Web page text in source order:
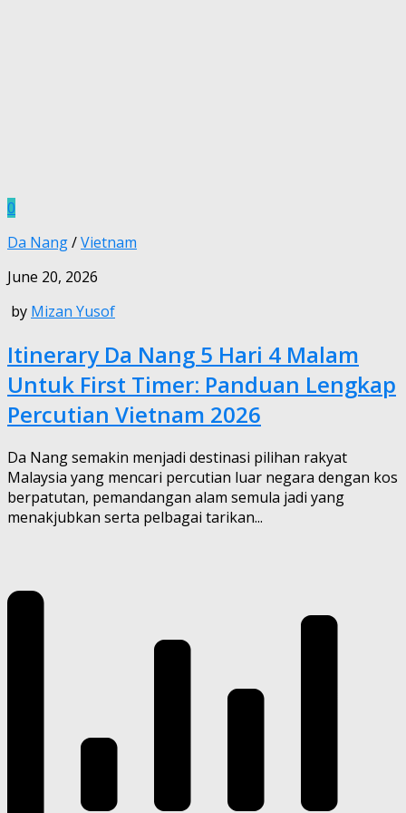
0
Da Nang/Vietnam
June 20, 2026
by Mizan Yusof
Itinerary Da Nang 5 Hari 4 Malam
Untuk First Timer: Panduan Lengkap
Percutian Vietnam 2026
Da Nang semakin menjadi destinasi pilihan rakyat
Malaysia yang mencari percutian luar negara dengan kos
berpatutan, pemandangan alam semula jadi yang
menakjubkan serta pelbagai tarikan...